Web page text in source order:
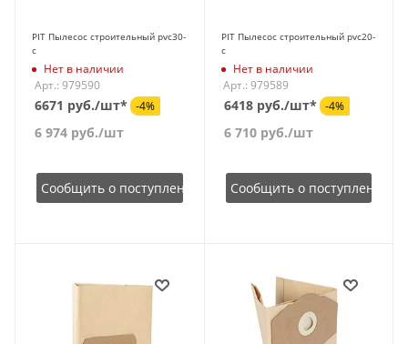
PIT Пылесос строительный pvc30-
c
Нет в наличии
Арт.: 979590
6671 руб./шт* -4%
6 974 руб./шт
Сообщить о поступлении
PIT Пылесос строительный pvc20-
c
Нет в наличии
Арт.: 979589
6418 руб./шт* -4%
6 710руб./шт
Сообщить о поступлении